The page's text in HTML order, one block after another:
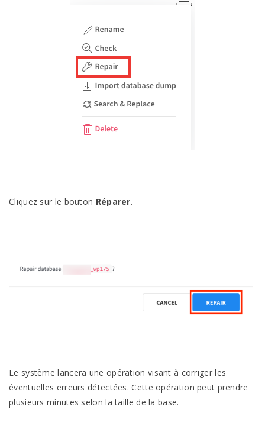
Cliquez sur le bouton Réparer.
Le système lancera une opération visant à corriger les
éventuelles erreurs détectées. Cette opération peut prendre
plusieurs minutes selon la taille de la base.